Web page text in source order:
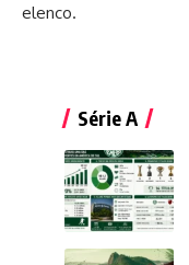
elenco.
Série A